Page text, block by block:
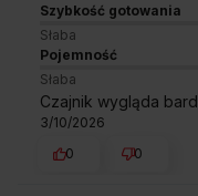
po urządzenie czy
niezależnie czy jesteś
wygodnie!
Szybkość gotowania
Słaba
Pojemność
Słaba
Czajnik wygląda
3/10/2026
0
0